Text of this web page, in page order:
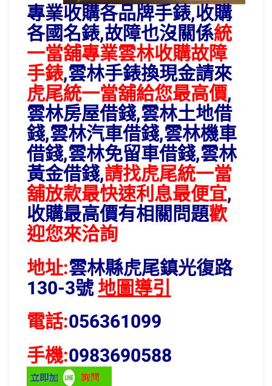
專業收購各品牌手錶,收購
各國名錶,故障也沒關係統
一當舖專業雲林收購故障
手錶,雲林手錶換現金請來
虎尾統一當舖給您最高價,
雲林房屋借錢,雲林土地借
錢,雲林汽車借錢,雲林機車
借錢,雲林免留車借錢,雲林
黃金借錢,請找虎尾統一當
舖放款最快速利息最便宜,
收購最高價有相關問題歡
迎您來洽詢
地址:雲林縣虎尾鎮光復路
130-3號地圖導引
電話:056361099
手機:0983690588